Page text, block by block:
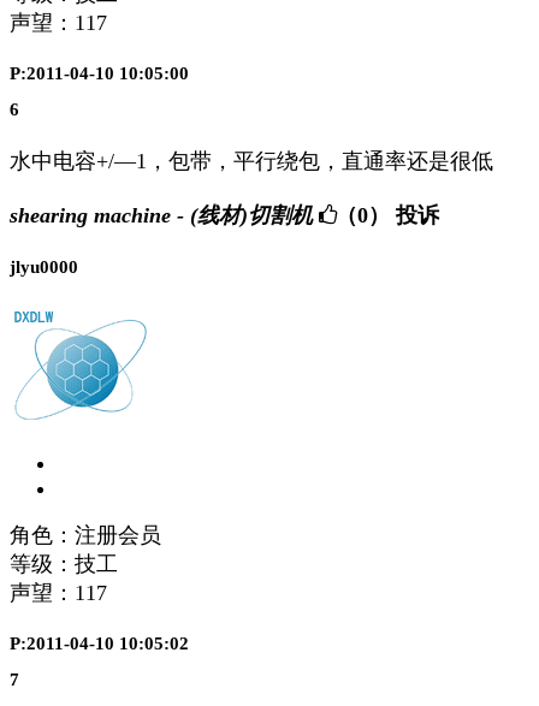
声望： 117
P:2011-04-10 10:05:00
6
水中电容+/—1，包带，平行绕包，直通率还是很低
shearing machine - (线材)切割机 （0） 投诉
jlyu0000
角色：注册会员
等级：技工
声望： 117
P:2011-04-10 10:05:02
7